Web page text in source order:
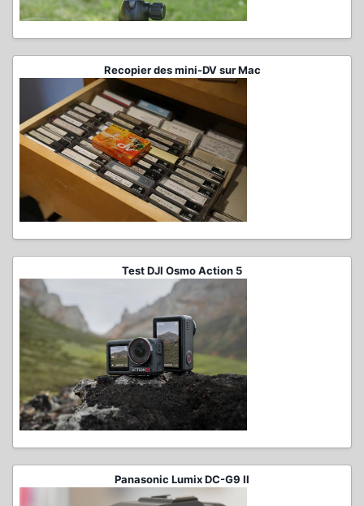
Recopier des mini-DV sur Mac
Test DJI Osmo Action 5
Panasonic Lumix DC-G9 II